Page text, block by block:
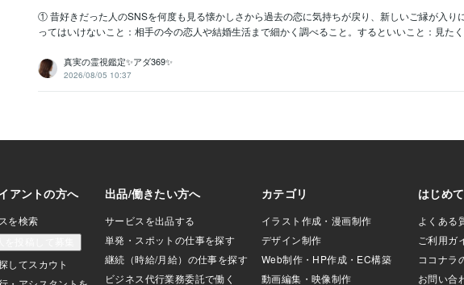
① 昔好きだった人のSNSを何度も見る懐かしさから過去の恋に気持ちが戻り、新しいご縁が入り
ってはいけないこと：相手の今の恋人や結婚生活まで細かく調べること。するといいこと：見た
真実の霊視鑑定✨アダ369✨
2026/08/05 10:37